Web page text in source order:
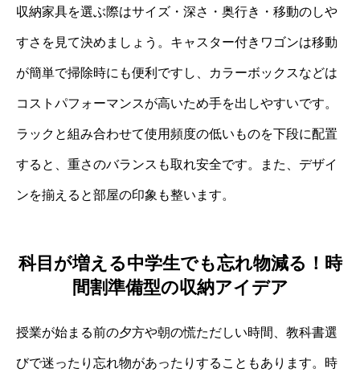
収納家具を選ぶ際はサイズ・深さ・奥行き・移動のしや
すさを見て決めましょう。キャスター付きワゴンは移動
が簡単で掃除時にも便利ですし、カラーボックスなどは
コストパフォーマンスが高いため手を出しやすいです。
ラックと組み合わせて使用頻度の低いものを下段に配置
すると、重さのバランスも取れ安全です。また、デザイ
ンを揃えると部屋の印象も整います。
科目が増える中学生でも忘れ物減る！時
間割準備型の収納アイデア
授業が始まる前の夕方や朝の慌ただしい時間、教科書選
びで迷ったり忘れ物があったりすることもあります。時